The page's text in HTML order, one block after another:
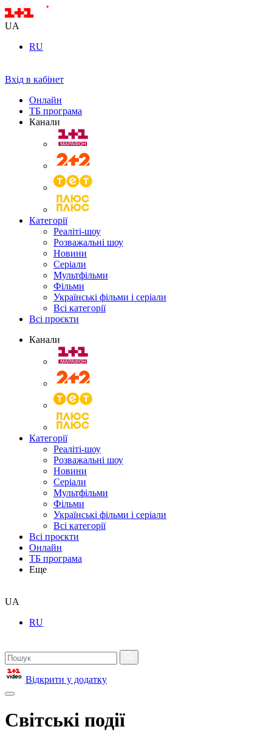
UA
RU
Вхід в кабінет
Онлайн
ТБ програма
Канали
Категорії
Реаліті-шоу
Розважальні шоу
Новини
Серіали
Мультфільми
Фільми
Українські фільми і серіали
Всі категорії
Всі проєкти
Канали
Категорії
Реаліті-шоу
Розважальні шоу
Новини
Серіали
Мультфільми
Фільми
Українські фільми і серіали
Всі категорії
Всі проєкти
Онлайн
ТБ програма
Еще
UA
RU
Відкрити у додатку
Світські події